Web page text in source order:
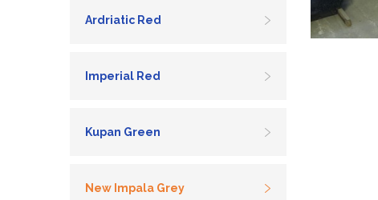
Ardriatic Red
Imperial Red
Kupan Green
New Impala Grey